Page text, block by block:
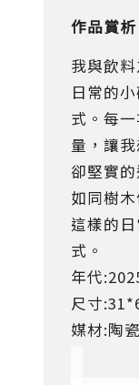
作品賞析
我與飲
日常的
式。每
量，讓
卻堅實
如同樹
這樣的
式。
年代
尺寸
媒材:陶瓷